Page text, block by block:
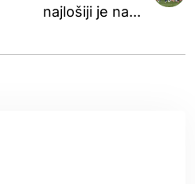
najlošiji je na...